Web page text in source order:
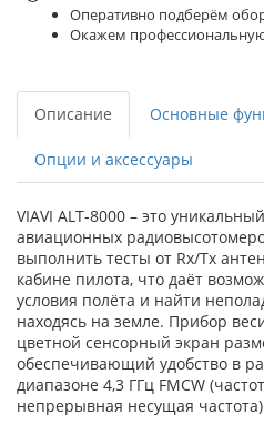
Оперативно подберём
Окажем
Описание Основные
Опции и аксессуары
VIAVI ALT-8000 – это
авиационных
выполнить тесты от Rx/Tx
кабине пилота, что даёт
условия полёта и найти
находясь на земле. Прибор
цветной сенсорный экран
обеспечивающий удобство в
диапазоне 4,3 ГГц FMCW
непрерывная несущая